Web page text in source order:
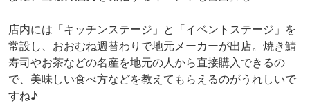
店内には「キッチンステージ」と「イベントステージ」を
常設し、おおむね週替わりで地元メーカーが出店。焼き鯖
寿司やお茶などの名産を地元の人から直接購入できるの
で、美味しい食べ方などを教えてもらえるのがうれしいで
すね♪